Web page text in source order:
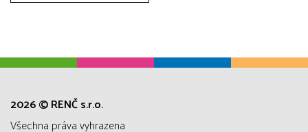
2026 © RENČ s.r.o.
všechna práva vyhrazena